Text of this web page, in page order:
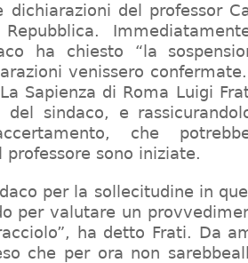
dichiarazioni del professor
ha chiesto “la
venissero
La Sapienza di Roma Luigi
del sindaco, e
che
professore sono iniziate.
per la sollecitudine in
per valutare un
ha detto Frati. Da
che per ora non